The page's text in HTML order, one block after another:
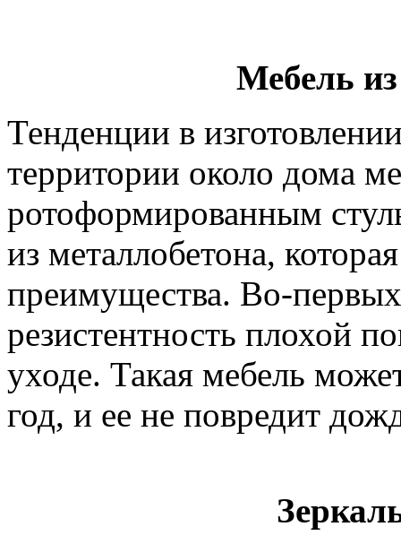
Мебель
Тенденции в
территории около дома
ротоформированным
из металлобетона,
преимущества. Во-
резистентность плохой
уходе. Такая мебель
год, и ее не повредит